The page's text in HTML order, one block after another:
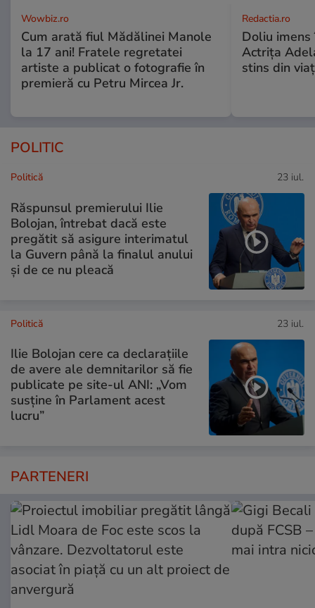
Wowbiz.ro
Cum arată fiul Mădălinei Manole
la 17 ani! Fratele regretatei
artiste a publicat o fotografie în
premieră cu Petru Mircea Jr.
Redactia.ro
Doliu
Actrița
stins din
POLITIC
Politică 23 iul.
Răspunsul premierului Ilie
Bolojan, întrebat dacă este
pregătit să asigure interimatul
la Guvern până la finalul anului
și de ce nu pleacă
Politică 23 iul.
Ilie Bolojan cere ca declarațiile
de avere ale demnitarilor să fie
publicate pe site-ul ANI: „Vom
susține în Parlament acest
lucru”
PARTENERI